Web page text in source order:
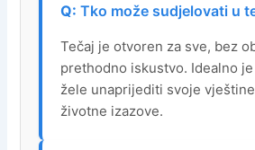
Tko može sudjelovati u
Tečaj je otvoren za sve, bez
prethodno iskustvo. Idealno
žele unaprijediti svoje
životne izazove.